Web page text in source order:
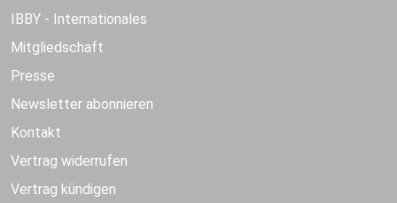
IBBY - Internationales
Mitgliedschaft
Presse
Newsletter abonnieren
Kontakt
Vertrag widerrufen
Vertrag kündigen